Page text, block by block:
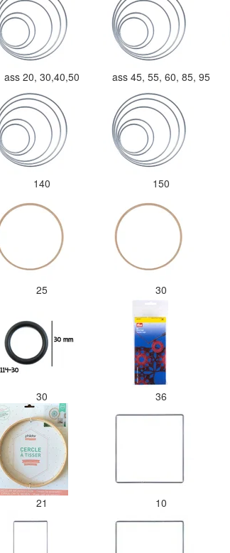
ass 20, 30,40,50 ass 45, 55, 60, 85, 95
140 150
25 30
30 36
21 10